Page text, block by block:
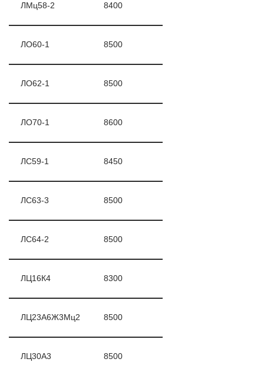
ЛМц58-2 8400
ЛО60-1 8500
ЛО62-1 8500
ЛО70-1 8600
ЛС59-1 8450
ЛС63-3 8500
ЛС64-2 8500
ЛЦ16К4 8300
ЛЦ23А6Ж3Мц2 8500
ЛЦ30А3 8500